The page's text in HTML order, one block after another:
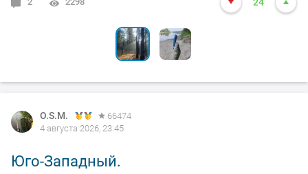
O.S.M.
66474
4 августа 2026, 23:45
Юго-Западный.